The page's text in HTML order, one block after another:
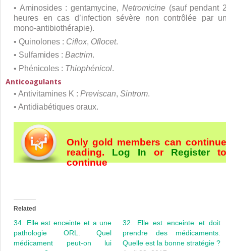
• Aminosides : gentamycine, Netromicine(sauf pendant
heures en cas d’infection sévère non contrôlée par
mono-antibiothérapie).
• Quinolones : Ciflox, Oflocet.
• Sulfamides : Bactrim.
• Phénicoles : Thiophénicol.
Anticoagulants
• Antivitamines K : Previscan, Sintrom.
• Antidiabétiques oraux.
Only gold members can continue
reading. Log In orRegister to
continue
Related
34. Elle est enceinte et a une
pathologie ORL. Quel
médicament peut-on lui
32. Elle est enceinte et doit
prendre des médicaments.
Quelle est la bonne stratégie ?